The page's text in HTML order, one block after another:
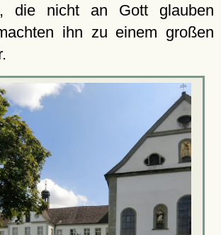
die nicht an Gott glauben
ihn zu einem großen